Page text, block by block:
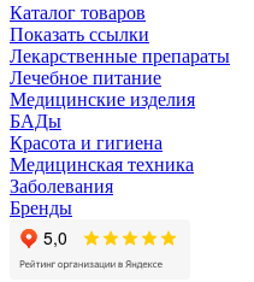
Каталог товаров
Показать ссылки
Лекарственные препараты
Лечебное питание
Медицинские изделия
БАДы
Красота и гигиена
Медицинская техника
Заболевания
Бренды